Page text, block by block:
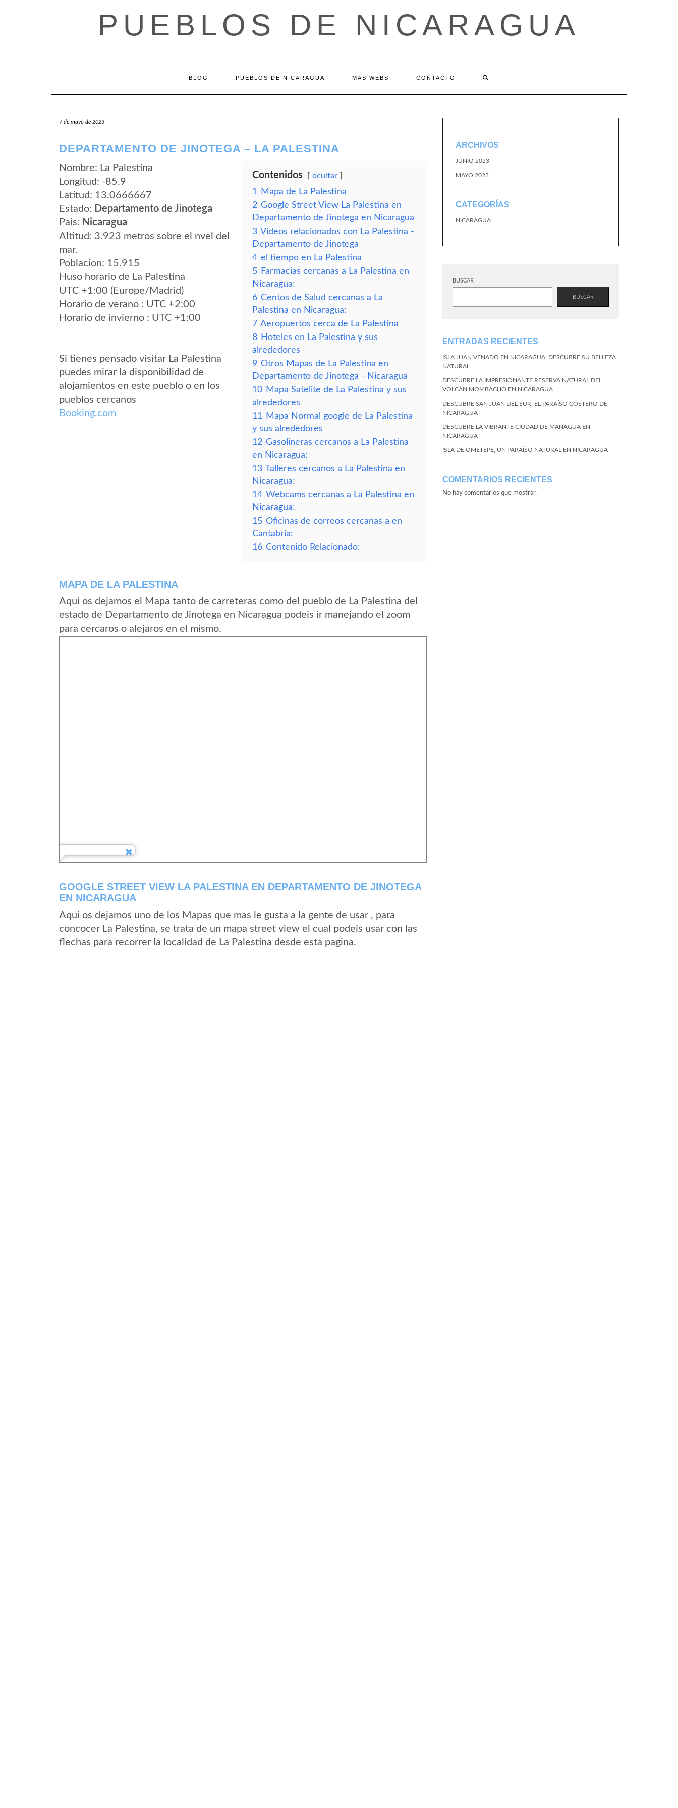
PUEBLOS DE NICARAGUA
BLOG PUEBLOS DE NICARAGUA MAS WEBS CONTACTO
7 de mayo de 2023
DEPARTAMENTO DE JINOTEGA – LA PALESTINA
Nombre: La Palestina
Longitud: -85.9
Latitud: 13.0666667
Estado: Departamento de Jinotega
Pais: Nicaragua
Altitud: 3.923 metros sobre el nvel del
mar.
Poblacion: 15.915
Huso horario de La Palestina
UTC +1:00 (Europe/Madrid)
Horario de verano : UTC +2:00
Horario de invierno : UTC +1:00
Si tienes pensado visitar La Palestina
puedes mirar la disponibilidad de
alojamientos en este pueblo o en los
pueblos cercanos
Booking.com
Contenidos ocultar
1
Mapa de La Palestina
2 Google Street View La Palestina en
Departamento de Jinotega en Nicaragua
3 Vídeos relacionados con La Palestina -
Departamento de Jinotega
4 el tiempo en La Palestina
5 Farmacias cercanas a La Palestina en
Nicaragua:
6 Centos de Salud cercanas a La
Palestina en Nicaragua:
7 Aeropuertos cerca de La Palestina
8 Hoteles en La Palestina y sus
alrededores
9 Otros Mapas de La Palestina en
Departamento de Jinotega - Nicaragua
10 Mapa Satelite de La Palestina y sus
alrededores
11
Mapa Normal google de La Palestina
y sus alrededores
12 Gasolineras cercanos a La Palestina
en Nicaragua:
13 Talleres cercanos a La Palestina en
Nicaragua:
14 Webcams cercanas a La Palestina en
Nicaragua:
15 Oficinas de correos cercanas a en
Cantabria:
16 Contenido Relacionado:
MAPA DE LA PALESTINA
Aqui os dejamos el Mapa tanto de carreteras como del pueblo de La Palestina del
estado de Departamento de Jinotega en Nicaragua podeis ir manejando el zoom
para cercaros o alejaros en el mismo.
GOOGLE STREET VIEW LA PALESTINA EN DEPARTAMENTO DE JINOTEGA
EN NICARAGUA
Aqui os dejamos uno de los Mapas que mas le gusta a la gente de usar , para
concocer La Palestina, se trata de un mapa street view el cual podeis usar con las
flechas para recorrer la localidad de La Palestina desde esta pagina.
ARCHIVOS
JUNIO 2023
MAYO 2023
CATEGORÍAS
NICARAGUA
BUSCAR
BUSCAR
ENTRADAS RECIENTES
ISLA JUAN VENADO EN NICARAGUA: DESCUBRE SU BELLEZA
NATURAL
DESCUBRE LA IMPRESIONANTE RESERVA NATURAL DEL
VOLCÁN MOMBACHO EN NICARAGUA
DESCUBRE SAN JUAN DEL SUR, EL PARAÍSO COSTERO DE
NICARAGUA
DESCUBRE LA VIBRANTE CIUDAD DE MANAGUA EN
NICARAGUA
ISLA DE OMETEPE, UN PARAÍSO NATURAL EN NICARAGUA
COMENTARIOS RECIENTES
No hay comentarios que mostrar.